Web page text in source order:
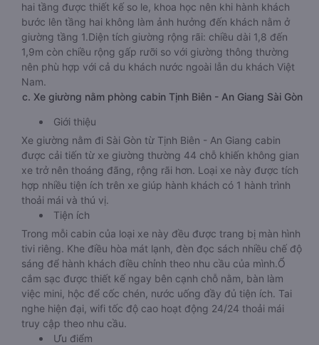
hai tầng được thiết kế so le, khoa học nên khi hành khách
bước lên tầng hai không làm ảnh hưởng đến khách nằm ở
giường tầng 1.Diện tích giường rộng rãi: chiều dài 1,8 đến
1,9m còn chiều rộng gấp rưỡi so với giường thông thường
nên phù hợp với cả du khách nước ngoài lẫn du khách Việt
Nam.
c. Xe giường nằm phòng cabin Tịnh Biên - An Giang Sài Gòn
Giới thiệu
Xe giường nằm đi Sài Gòn từ Tịnh Biên - An Giang cabin
được cải tiến từ xe giường thường 44 chỗ khiến không gian
xe trở nên thoáng đãng, rộng rãi hơn. Loại xe này được tích
hợp nhiều tiện ích trên xe giúp hành khách có 1 hành trình
thoải mái và thú vị.
Tiện ích
Trong mỗi cabin của loại xe này đều được trang bị màn hình
tivi riêng. Khe điều hòa mát lạnh, đèn đọc sách nhiều chế độ
sáng để hành khách điều chỉnh theo nhu cầu của mình.Ổ
cắm sạc được thiết kế ngay bên cạnh chỗ nằm, bàn làm
việc mini, hộc để cốc chén, nước uống đầy đủ tiện ích. Tai
nghe hiện đại, wifi tốc độ cao hoạt động 24/24 thoải mái
truy cập theo nhu cầu.
Ưu điểm